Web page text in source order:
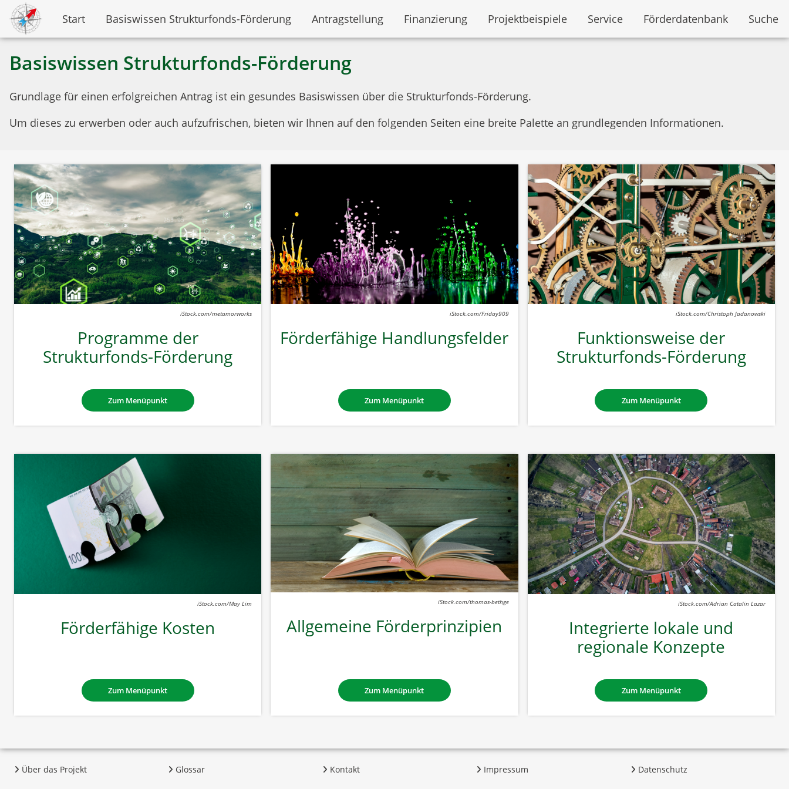
Start Basiswissen Strukturfonds-Förderung Antragstellung Finanzierung Projektbeispiele Service Förderdatenbank Suche
Basiswissen Strukturfonds-Förderung
Grundlage für einen erfolgreichen Antrag ist ein gesundes Basiswissen über die Strukturfonds-Förderung.
Um dieses zu erwerben oder auch aufzufrischen, bieten wir Ihnen auf den folgenden Seiten eine breite Palette an grundlegenden Informationen.
iStock.com/metamorworks
Programme der
Strukturfonds-Förderung
Zum Menüpunkt
iStock.com/Friday909
Förderfähige Handlungsfelder
Zum Menüpunkt
iStock.com/Christoph Jadanowski
Funktionsweise der
Strukturfonds-Förderung
Zum Menüpunkt
iStock.com/May Lim
Förderfähige Kosten
Zum Menüpunkt
iStock.com/thomas-bethge
Allgemeine Förderprinzipien
Zum Menüpunkt
iStock.com/Adrian Catalin Lazar
Integrierte lokale und
regionale Konzepte
Zum Menüpunkt
Über das Projekt Glossar Kontakt Impressum Datenschutz